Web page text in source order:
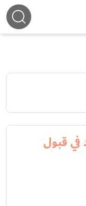
في قبول